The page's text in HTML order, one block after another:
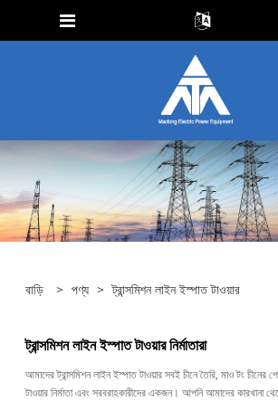
বাড়ি > পণ্য > ট্রান্সমিশন লাইন ইস্পাত টাওয়ার
ট্রান্সমিশন লাইন ইস্পাত টাওয়ার নির্মাতারা
আমাদের ট্রান্সমিশন লাইন ইস্পাত টাওয়ার সবই চীনে তৈরি, মাও টং চীনের
টাওয়ার নির্মাতা এবং সরবরাহকারীদের একজন। আপনি আমাদের কারখানা